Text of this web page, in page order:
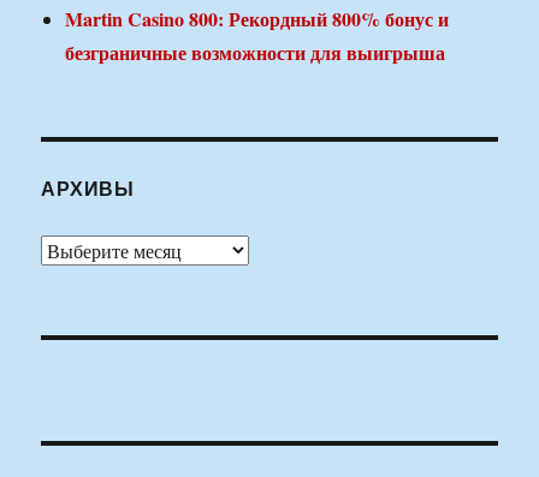
Martin Casino 800: Рекордный 800% бонус и
безграничные возможности для выигрыша
АРХИВЫ
Архивы